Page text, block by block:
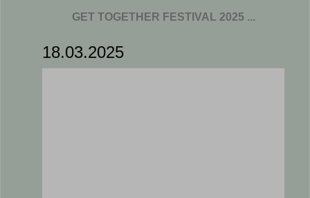
GET TOGETHER FESTIVAL 2025 ...
18.03.2025